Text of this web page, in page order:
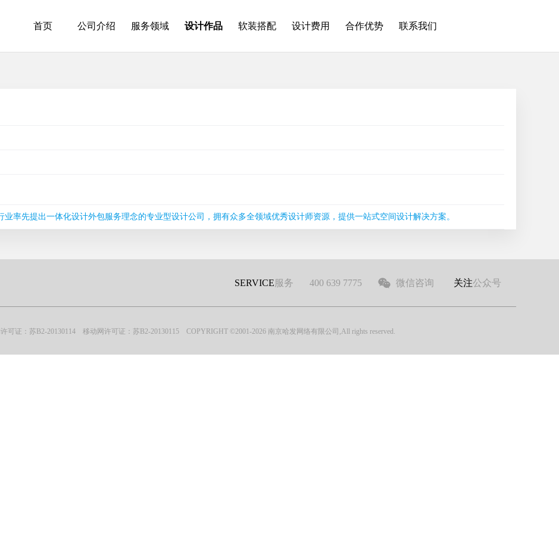
首页 公司介绍 服务领域 设计作品 软装搭配 设计费用 合作优势 联系我们
率先提出一体化设计外包服务理念的专业型设计公司，拥有众多全领域优秀设计师资源，提供一站式空间设计解决方案。
SERVICE 服务 400 639 7775 微信咨询 关注公众号
可证：苏B2-20130114 移动网许可证：苏B2-20130115 COPYRIGHT ©2001-2026 南京哈发网络有限公司,All rights reserved.